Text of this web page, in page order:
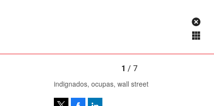
1 / 7
indignados, ocupas, wall street